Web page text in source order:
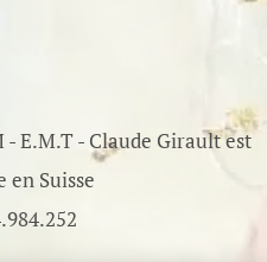
E.M.T - Claude Girault est
en Suisse